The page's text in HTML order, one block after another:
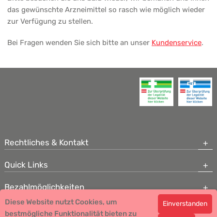
das gewünschte Arzneimittel so rasch wie möglich wieder
zur Verfügung zu stellen.
Bei Fragen wenden Sie sich bitte an unser Kundenservice.
Rechtliches & Kontakt
Quick Links
Bezahlmöglichkeiten
Copyright © 2026 Team Santé Salvator Apotheke - GDP zertifiziert
Diese Website nutzt Cookies, um
bestmögliche Funktionalität bieten zu
Einverstanden